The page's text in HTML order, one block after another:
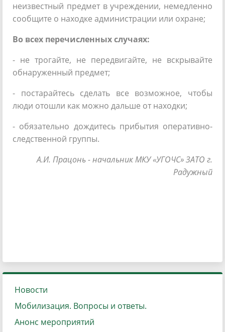
неизвестный предмет в учреждении, немедленно
сообщите о находке администрации или охране;
Во всех перечисленных случаях:
- не трогайте, не передвигайте, не вскрывайте
обнаруженный предмет;
- постарайтесь сделать все возможное, чтобы
люди отошли как можно дальше от находки;
- обязательно дождитесь прибытия оперативно-
следственной группы.
А.И. Працонь - начальник МКУ «УГОЧС» ЗАТО г.
Радужный
Новости
Мобилизация. Вопросы и ответы.
Анонс мероприятий